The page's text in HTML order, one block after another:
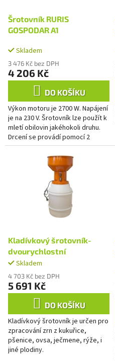
d
u
t
ů
Šrotovník RURIS
GOSPODAR A1
Skladem
3 476 Kč bez DPH
4 206 Kč
DO KOŠÍKU
Výkon motoru je 2700 W. Napájení
je na 230 V. Šrotovník lze použít k
mletí obilovin jakéhokoli druhu.
Drcení se provádí pomocí 2
pohyblivých nožů rovnoměrně
uspořádaných na...
Kladívkový šrotovník-
dvourychlostní
Průměrné
hodnocení
produktu
je
z
5
hvězdiček.
Skladem
4 703 Kč bez DPH
5 691 Kč
DO KOŠÍKU
Kladívkový šrotovník je určen pro
zpracování zrn z kukuřice,
pšenice, ovsa, ječmene, rýže, i
jiné plodiny.